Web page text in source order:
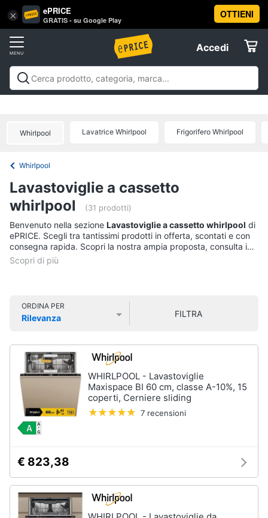
× ePRICE
GRATIS - su Google Play
OTTIENI
Accedi
Accedi
Registrati
Offerte
Tv
Home
Cinema
Videogiochi
Audio
e
musica
Clima
Brico
e
Giardinaggio
Vai
al
Whirlpool Lavatrice Whirlpool Frigorifero Whirlpool
Whirlpool
Lavastoviglie a cassetto
whirlpool
(31 prodotti)
Benvenuto nella sezione Lavastoviglie a cassetto whirlpool di
ePRICE. Scegli tra tantissimi prodotti in offerta, scontati e con
consegna rapida. Scopri la nostra ampia proposta, consulta i
prezzi e acquista comodamente online.
ORDINA PER
Rilevanza
FILTRA
WHIRLPOOL - Lavastoviglie
Maxispace BI 60 cm, classe A-10%, 15
coperti, Cerniere sliding
7 recensioni
€ 823,38